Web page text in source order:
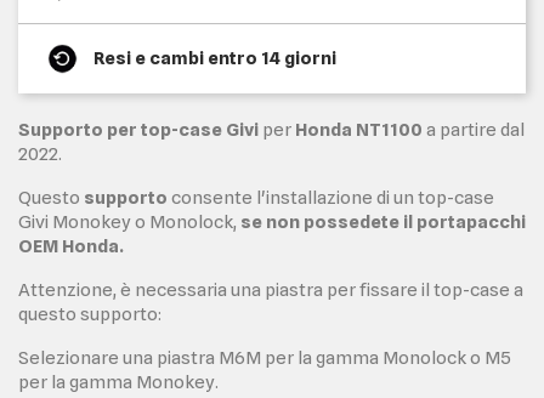
Resi e cambi entro 14 giorni
Supporto per top-case Givi per Honda NT1100 a partire dal
2022.
Questo supporto consente l'installazione di un top-case
Givi Monokey o Monolock, se non possedete il portapacchi
OEM Honda.
Attenzione, è necessaria una piastra per fissare il top-case a
questo supporto:
Selezionare una piastra M6M per la gamma Monolock o M5
per la gamma Monokey.